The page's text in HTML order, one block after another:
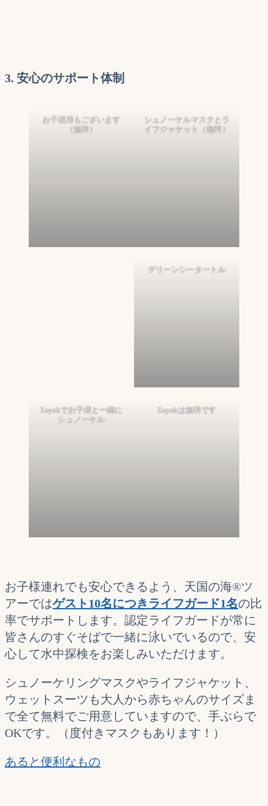
3. 安心のサポート体制
お子様用もございます
（無料）
シュノーケルマスクとラ
イフジャケット（無料）
グリーンシータートル
Zayakでお子様と一緒に
シュノーケル
Zayakは無料です
お子様連れでも安心できるよう、天国の海®ツ
アーではゲスト10名につきライフガード1名の比
率でサポートします。認定ライフガードが常に
皆さんのすぐそばで一緒に泳いでいるので、安
心して水中探検をお楽しみいただけます。
シュノーケリングマスクやライフジャケット、
ウェットスーツも大人から赤ちゃんのサイズま
で全て無料でご用意していますので、手ぶらで
OKです。（度付きマスクもあります！）
あると便利なもの